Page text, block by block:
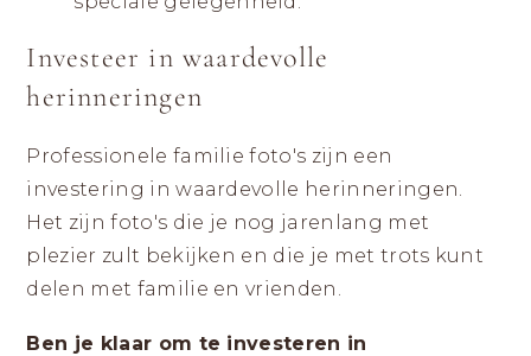
Investeer in waardevolle
herinneringen
Professionele familie foto's zijn een
investering in waardevolle herinneringen.
Het zijn foto's die je nog jarenlang met
plezier zult bekijken en die je met trots kunt
delen met familie en vrienden.
Ben je klaar om te investeren in